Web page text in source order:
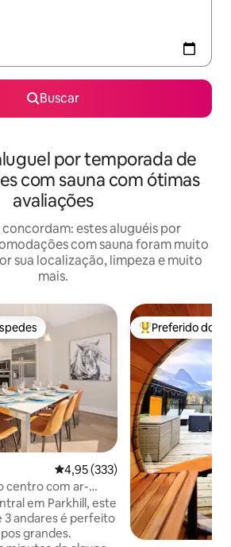
Buscar
por temporada de
com sauna com ótimas
avaliações
concordam: estes aluguéis por
com sauna foram muito
sua localização, limpeza e muito
mais.
dos hóspedes
4,95 de uma avaliação média de
4,95 (333)
centro com ar-
centro da cidade
em Parkhill, este
andares é perfeito
grandes.
Entre os
Preferido dos